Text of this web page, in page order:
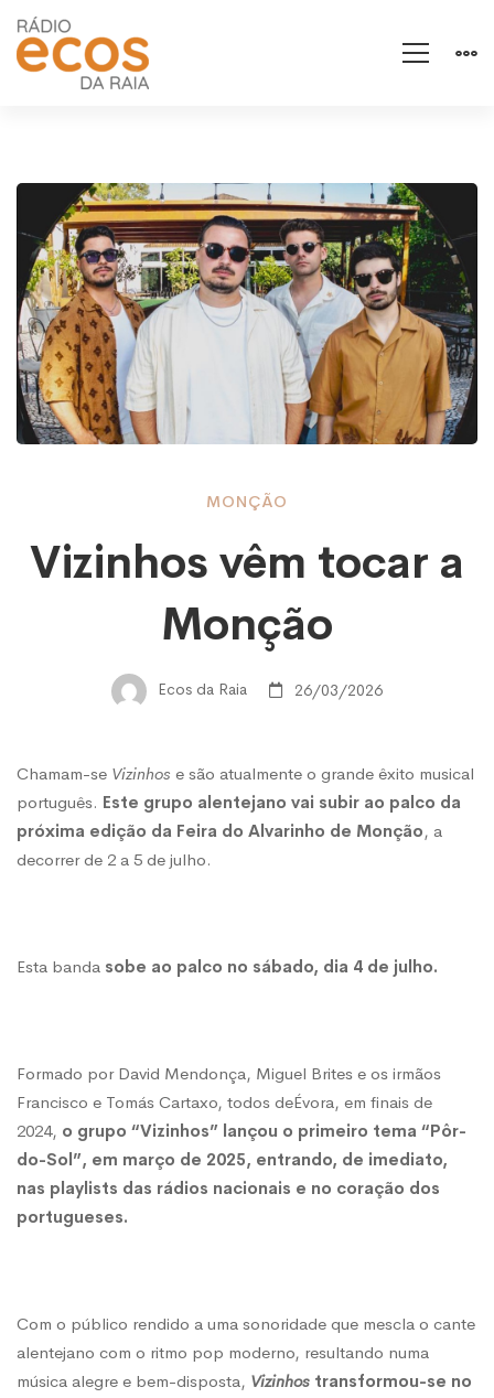
Vizinhos
vêm
tocar
a
Monção
MONÇÃO
Vizinhos vêm tocar a
Monção
Ecos da Raia 26/03/2026
Chamam-se Vizinhos e são atualmente o grande êxito musical
português. Este grupo alentejano vai subir ao palco da
próxima edição da Feira do Alvarinho de Monção, a
decorrer de 2 a 5 de julho.
Esta banda sobe ao palco no sábado, dia 4 de julho.
Formado por David Mendonça, Miguel Brites e os irmãos
Francisco e Tomás Cartaxo, todos deÉvora, em finais de
2024, o grupo “Vizinhos” lançou o primeiro tema “Pôr-
do-Sol”, em março de 2025, entrando, de imediato,
nas playlists das rádios nacionais e no coração dos
portugueses.
Com o público rendido a uma sonoridade que mescla o cante
alentejano com o ritmo pop moderno, resultando numa
música alegre e bem-disposta, Vizinhos transformou-se no